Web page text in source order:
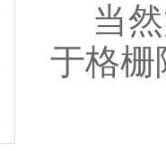
当然
于格栅